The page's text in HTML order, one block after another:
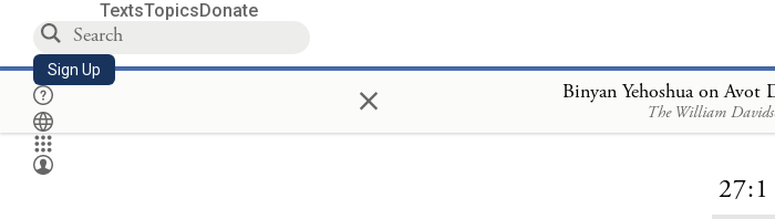
TextsTopicsDonate
Sign Up × Binyan Yehoshua on Avot
The William
27:1